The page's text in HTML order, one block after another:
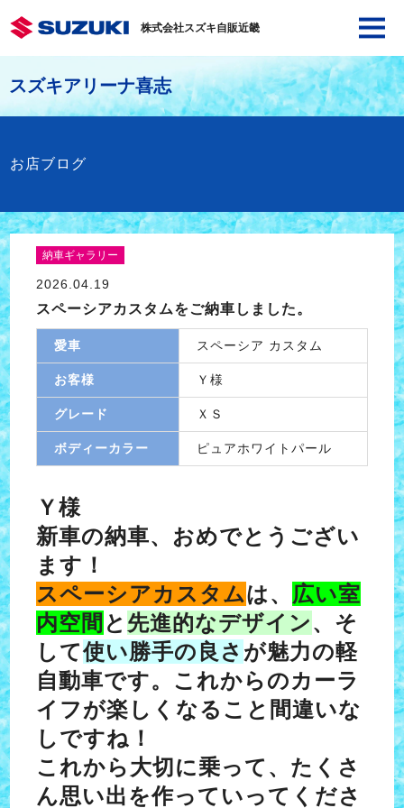
株式会社スズキ自販近畿
スズキアリーナ喜志
お店ブログ
納車ギャラリー
2026.04.19
スペーシアカスタムをご納車しました。
愛車 スペーシア カスタム
お客様 Ｙ様
グレード ＸＳ
ボディーカラー ピュアホワイトパール
Ｙ様
新車の納車、おめでとうござい
ます！
スペーシアカスタムは、 広い室
内空間 と 先進的なデザイン、そ
して使い勝手の良さ が魅力の軽
自動車です。これからのカーラ
イフが楽しくなること間違いな
しですね！
これから大切に乗って、たくさ
ん思い出を作っていってくださ